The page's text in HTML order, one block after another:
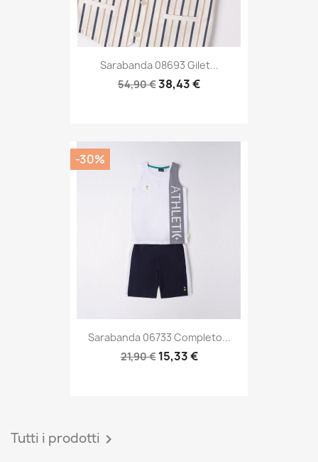
Sarabanda 08693 Gilet...
54,90 €38,43 €
Sarabanda 06733 Completo...
21,90 € 15,33 €
-30%
Tutti i prodotti 